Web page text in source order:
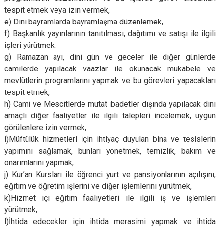
tespit etmek veya izin vermek,
e) Dini bayramlarda bayramlaşma düzenlemek,
f) Başkanlık yayınlarının tanıtılması, dağıtımı ve satışı ile ilgili
işleri yürütmek,
g) Ramazan ayı, dini gün ve geceler ile diğer günlerde
camilerde yapılacak vaazlar ile okunacak mukabele ve
mevlütlerin programlarını yapmak ve bu görevleri yapacakları
tespit etmek,
h) Cami ve Mescitlerde mutat ibadetler dışında yapılacak dini
amaçlı diğer faaliyetler ile ilgili talepleri incelemek, uygun
görülenlere izin vermek,
i)Müftülük hizmetleri için ihtiyaç duyulan bina ve tesislerin
yapımını sağlamak, bunları yönetmek, temizlik, bakım ve
onarımlarını yapmak,
j) Kur’an Kursları ile öğrenci yurt ve pansiyonlarının açılışını,
eğitim ve öğretim işlerini ve diğer işlemlerini yürütmek,
k)Hizmet içi eğitim faaliyetleri ile ilgili iş ve işlemleri
yürütmek,
l)İhtida edecekler için ihtida merasimi yapmak ve ihtida